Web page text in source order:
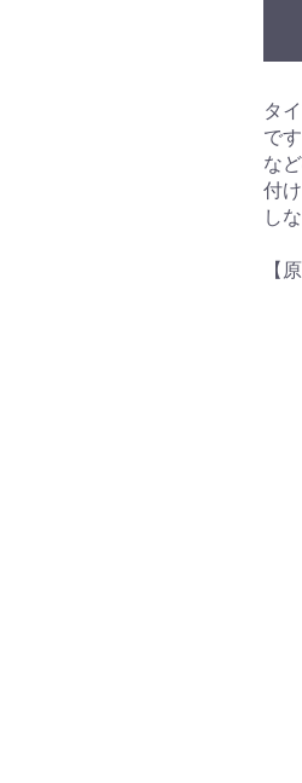
タ
で
な
付
し
【